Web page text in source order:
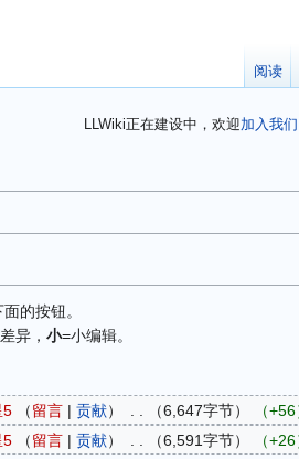
LLWiki正在建设中，欢迎加入我们
的按钮。
异， 小=小编辑。
5 留言 贡献 6,647字节 +56
5 留言 贡献 6,591字节 +26
阅读